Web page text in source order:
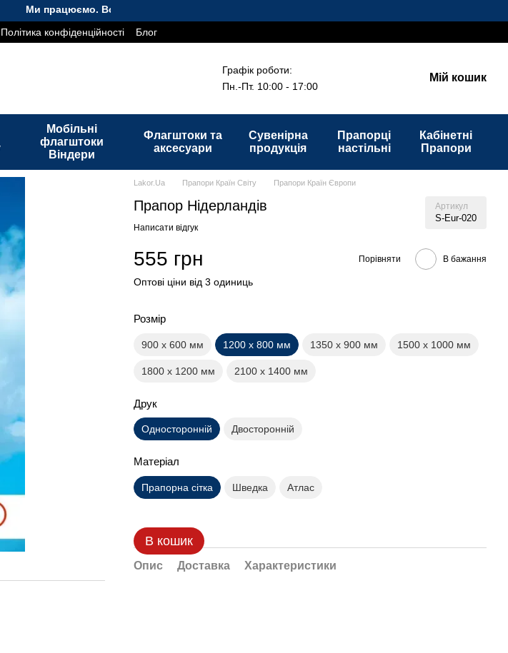
працюємо. Все буде Україна!
Політика конфіденційності Блог
Графік роботи:
Пн.-Пт. 10:00 - 17:00
Мій кошик
Мобільні
флагштоки
Віндери
Флагштоки та
аксесуари
Сувенірна
продукція
Прапорці
настільні
Кабінетні
Прапори
Lakor.Ua Прапори Країн Світу Прапори Країн Європи
Прапор Нідерландів Артикул
S-Eur-020
Написати відгук
555 грн Порівняти В бажання
Оптові ціни від 3 одиниць
Розмір
900 х 600 мм 1200 х 800 мм 1350 х 900 мм 1500 х 1000 мм
1800 х 1200 мм 2100 х 1400 мм
Друк
Односторонній Двосторонній
Матеріал
Прапорна сітка Шведка Атлас
В кошик
Опис Доставка Характеристики